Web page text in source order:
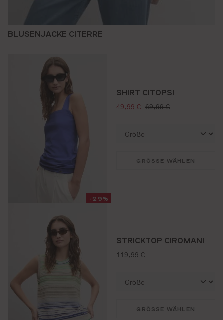
BLUSENJACKE CITERRE
-29%
SHIRT CITOPSI
verkaufspreis:
49,99 € regulärer preis:
69,99 €
GRÖSSE WÄHLEN
STRICKTOP CIROMANI
regulärer preis:
119,99 €
GRÖSSE WÄHLEN